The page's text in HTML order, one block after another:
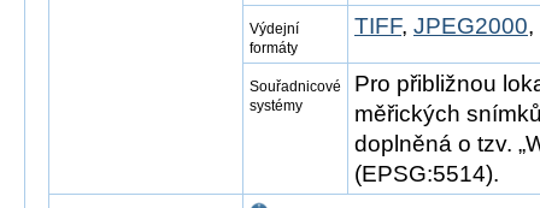
Výdejní
formáty
TIFF, JPEG2000,
Souřadnicové
systémy
Pro přibližnou
měřických
doplněná o tzv.
(EPSG:5514).